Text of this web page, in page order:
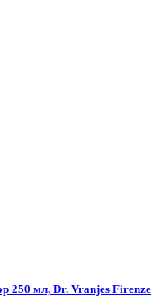
250 мл, Dr. Vranjes Firenze